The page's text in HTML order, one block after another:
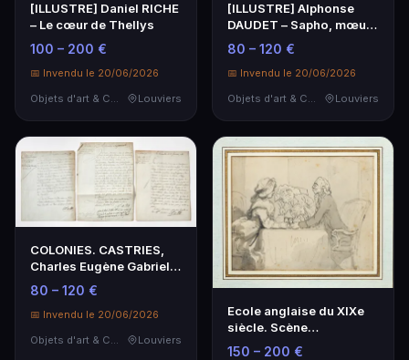
[ILLUSTRE] Daniel RICHE
– Le cœur de Thellys
100 – 200 €
📅 Invendu le 20/06/2026
Objets d'art & Curiosités
Louviers
[ILLUSTRE] Alphonse
DAUDET – Sapho, mœurs
parisiennes
80 – 120 €
📅 Invendu le 20/06/2026
Objets d'art & Curiosités
Louviers
COLONIES. CASTRIES,
Charles Eugène Gabriel
de La Croix de (1…
80 – 120 €
📅 Invendu le 20/06/2026
Objets d'art & Curiosités
Louviers
Ecole anglaise du XIXe
siècle. Scène
caricaturale.
150 – 200 €